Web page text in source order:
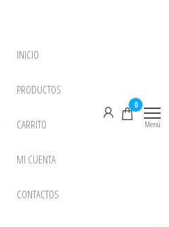
INICIO
PRODUCTOS
CARRITO
MI CUENTA
CONTACTOS
0
Menú